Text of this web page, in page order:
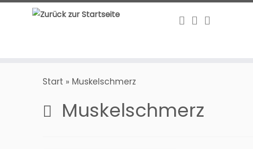
Zum
Start » Muskelschmerz
Muskelschmerz